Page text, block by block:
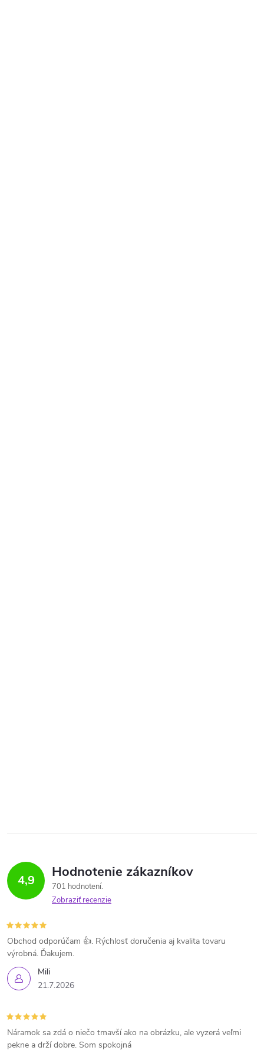
4,9 Hodnotenie zákazníkov
701 hodnotení
Zobraziť recenzie
Mili
21.7.2026
Obchod odporúčam 👍. Rýchlosť doručenia aj kvalita tovaru
výrobná. Ďakujem.
Náramok sa zdá o niečo tmavší ako na obrázku, ale vyzerá veľmi
pekne a drží dobre. Som spokojná